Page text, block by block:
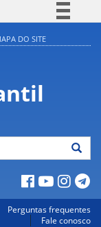
informação
DO SITE
Perguntas frequentes
Fale conosco